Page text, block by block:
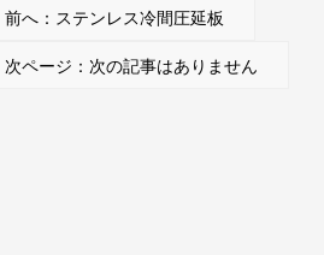
前へ：ステンレス冷間圧延板
次ページ：次の記事はありません